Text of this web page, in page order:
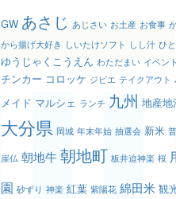
GW あさじ あじさい お土産 お食事
から揚げ大好き しいたけソフト しし汁 ひ
ゆうじゃくこうえん わただまい イベント
チンカー コロッケ ジビエ テイクアウト
メイド マルシェ ランチ 九州 地産地
大分県 岡城 年末年始 抽選会 新米
崖仏 朝地牛 朝地町 板井迫神楽 桜
園 砂ずり 神楽 紅葉 紫陽花 綿田米 観